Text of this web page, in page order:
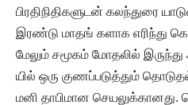
பிரதிநிதிகளுடன் கலந்துரை
இரண்டு மாதங் களாக எரிந்து
மேலும் சமூகம் மோதலில்
யில் ஒரு குணப்படுத்தும்
மனி தாபிமான செயலுக்கானது.